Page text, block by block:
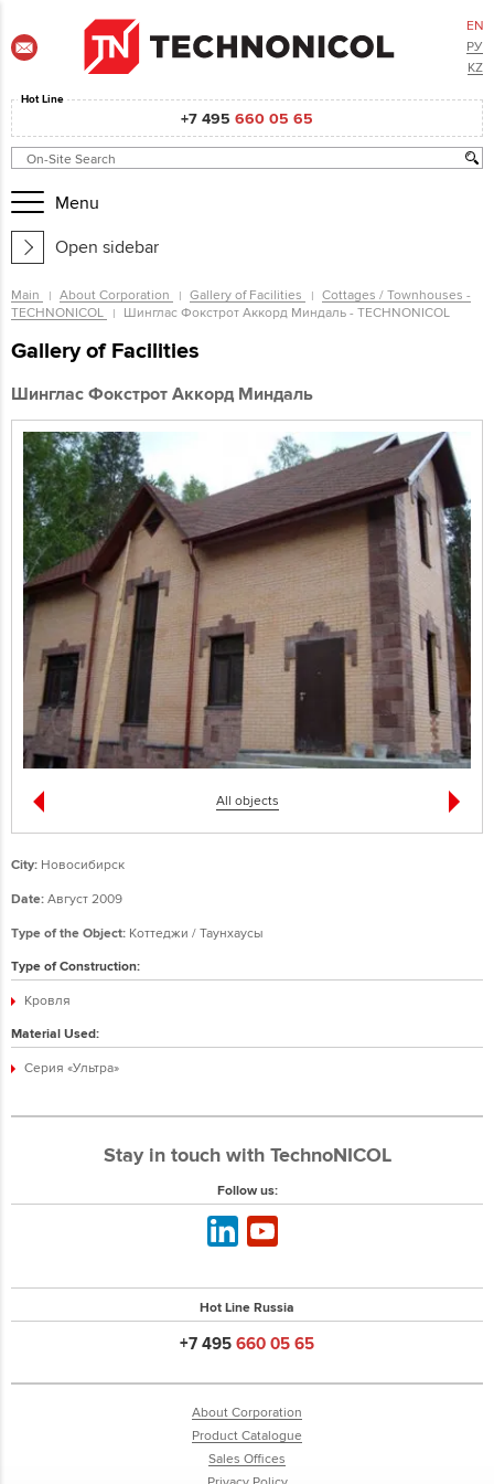
EN
РУ
KZ
Hot Line
+7 495 660 05 65
Menu
Open sidebar
Main About Corporation Gallery of Facilities
Cottages / Townhouses -
TECHNONICOL
Шинглас Фокстрот Аккорд Миндаль - TECHNONICOL
Gallery of Facilities
Шинглас Фокстрот Аккорд Миндаль
All objects
City: Новосибирск
Date: Август 2009
Type of the Object: Коттеджи / Таунхаусы
Type of Construction:
Кровля
Material Used:
Серия «Ультра»
Stay in touch with TechnoNICOL
Follow us:
Hot Line Russia
+7 495 660 05 65
About Corporation
Product Catalogue
Sales Offices